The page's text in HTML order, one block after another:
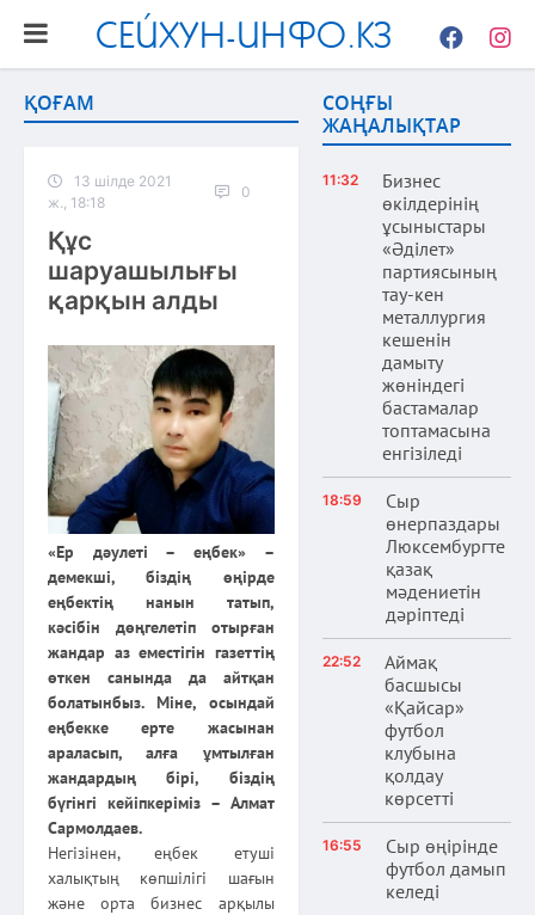
СЕЙХУН-ИНФО.КЗ
Facebook
ҚОҒАМ
13 шілде 2021
ж., 18:18
0
Құс
шаруашылығы
қарқын алды
«Ер дәулеті – еңбек» –
демекші, біздің өңірде
еңбектің нанын татып,
кәсібін дөңгелетіп отырған
жандар аз еместігін газеттің
өткен санында да айтқан
болатынбыз. Міне, осындай
еңбекке ерте жасынан
араласып, алға ұмтылған
жандардың бірі, біздің
бүгінгі кейіпкеріміз – Алмат
Сармолдаев.
Негізінен, еңбек етуші
халықтың көпшілігі шағын
және орта бизнес арқылы
СОҢҒЫ
ЖАҢАЛЫҚТАР
11:32
Бизнес
өкілдерінің
ұсыныстары
«Әділет»
партиясының
тау-кен
металлургия
кешенін
дамыту
жөніндегі
бастамалар
топтамасына
енгізіледі
18:59
Сыр
өнерпаздары
Люксембургте
қазақ
мәдениетін
дәріптеді
22:52
Аймақ
басшысы
«Қайсар»
футбол
клубына
қолдау
көрсетті
16:55
Сыр өңірінде
футбол дамып
келеді